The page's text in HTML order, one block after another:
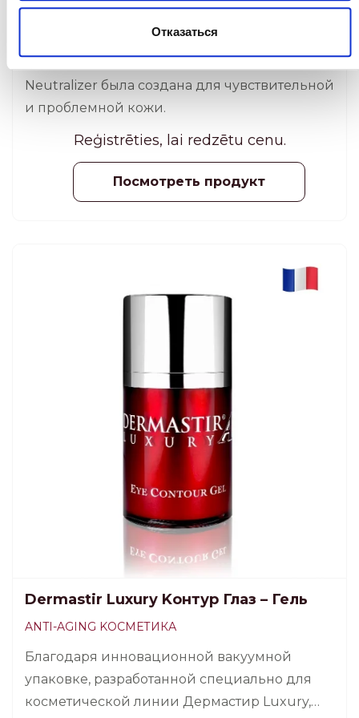
Отказаться
| Стволовые клетки + Пептиды
ANTI-AGING KОСМЕТИКА
Сыворотка Dermastir Dropper Redness
Neutralizer была создана для чувствительной
и проблемной кожи.
Reģistrēties, lai redzētu cenu.
Посмотреть продукт
Dermastir Luxury Kонтур Глаз – Гель
ANTI-AGING KОСМЕТИКА
Благодаря инновационной вакуумной
упаковке, разработанной специально для
косметической линии Дермастир Luxury,